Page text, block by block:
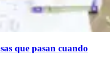
que pasan cuando